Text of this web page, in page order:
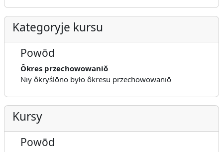
Kategoryje kursu
Powōd
Ôkres przechowowaniŏ
Niy ôkryślōno było ôkresu przechowowaniŏ
Kursy
Powōd